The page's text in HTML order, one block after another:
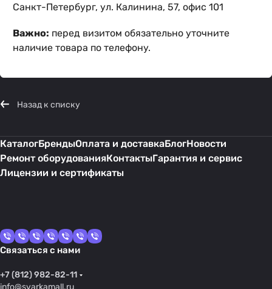
Санкт-Петербург, ул. Калинина, 57, офис 101
Важно: перед визитом обязательно уточните
наличие товара по телефону.
Назад к списку
КаталогБрендыОплата и доставкаБлогНовости
Ремонт оборудованияКонтактыГарантия и сервис
Лицензии и сертификаты
Связаться с нами
+7 (812) 982-82-11
info@svarkamall.ru